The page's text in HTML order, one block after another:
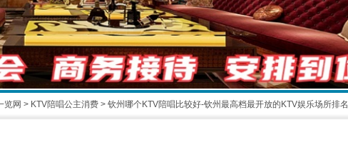
览网 > KTV陪唱公主消费 > 钦州哪个KTV陪唱比较好-钦州最高档最开放的KTV娱乐场所排名